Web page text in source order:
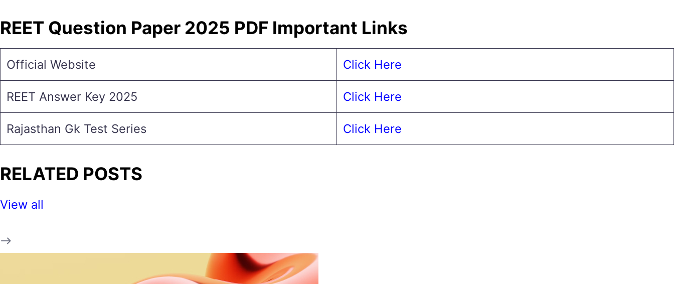
REET Question Paper 2025 PDF Important Links
Official Website Click Here
REET Answer Key 2025 Click Here
Rajasthan Gk Test Series Click Here
RELATED POSTS
View all